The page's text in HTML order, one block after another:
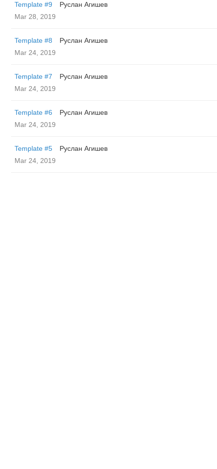
Template #9
Руслан Агишев
Mar 28, 2019
Template #8
Руслан Агишев
Mar 24, 2019
Template #7
Руслан Агишев
Mar 24, 2019
Template #6
Руслан Агишев
Mar 24, 2019
Template #5
Руслан Агишев
Mar 24, 2019